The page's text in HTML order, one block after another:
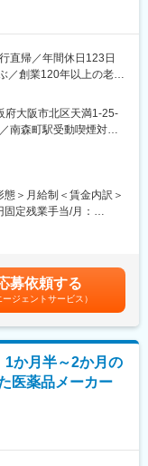
ご活躍いただくための
性あり）
種自己啓発制度あり
いませ。
店や営業所、出張所等
経て、MR職としては
。
ヨコソーレインボータ
なります。
）
直帰／年間休日123日
創業120年以上の老舗
医薬品の新商品提案
します。
規先開拓も積極的に行
鎮痛薬など）、外用剤
を取り扱っていま
野へ事業領域が広がる
府大阪市北区天満1-25-
南森町駅受動喫煙対
所：自宅から直行直帰
囲：無
＞月給制＜賃金内訳＞
定残業手当/月：
、選考を通じて上下す
％～1.00％）■賞与：
目安の金額であり、選
給(月額)は固定手当を含
募依頼する
ージェントサービス）
か月半～2か月の
医薬品メーカー